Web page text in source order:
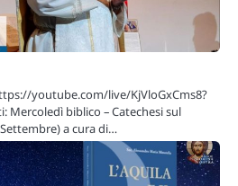
youtube.com/live/KjVloGxCms8?
Mercoledì biblico – Catechesi sul
a cura di…